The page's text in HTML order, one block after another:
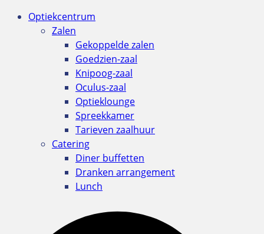
Optiekcentrum
Zalen
Gekoppelde zalen
Goedzien-zaal
Knipoog-zaal
Oculus-zaal
Optieklounge
Spreekkamer
Tarieven zaalhuur
Catering
Diner buffetten
Dranken arrangement
Lunch